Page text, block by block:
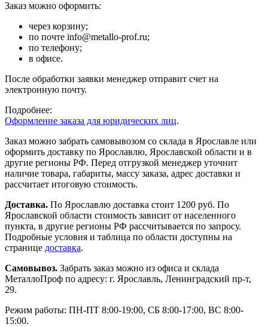
Заказ можно оформить:
через корзину;
по почте info@metallo-prof.ru;
по телефону;
в офисе.
После обработки заявки менеджер отправит счет на
электронную почту.
Подробнее:
Оформление заказа для юридических лиц.
Заказ можно забрать самовывозом со склада в Ярославле или
оформить доставку по Ярославлю, Ярославской области и в
другие регионы РФ. Перед отгрузкой менеджер уточнит
наличие товара, габариты, массу заказа, адрес доставки и
рассчитает итоговую стоимость.
Доставка. По Ярославлю доставка стоит 1200 руб. По
Ярославской области стоимость зависит от населенного
пункта, в другие регионы РФ рассчитывается по запросу.
Подробные условия и таблица по области доступны на
странице доставка.
Самовывоз. Забрать заказ можно из офиса и склада
МеталлоПроф по адресу: г. Ярославль, Ленинградский пр-т,
29.
Режим работы: ПН-ПТ 8:00-19:00, СБ 8:00-17:00, ВС 8:00-
15:00.